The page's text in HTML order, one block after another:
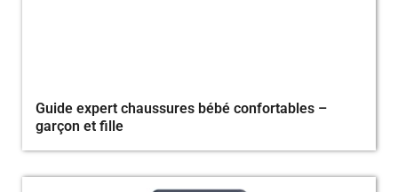
Guide expert chaussures bébé confortables –
garçon et fille